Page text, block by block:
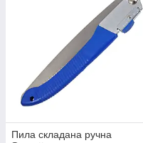
Пила складана ручна